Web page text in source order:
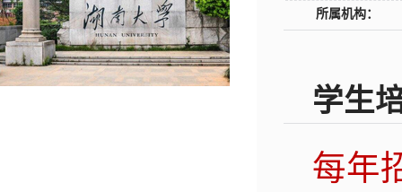
所属机构：
学生
每年